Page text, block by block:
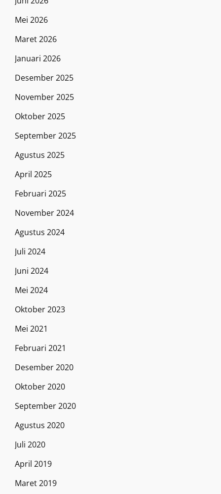
Mei 2026
Maret 2026
Januari 2026
Desember 2025
November 2025
Oktober 2025
September 2025
Agustus 2025
April 2025
Februari 2025
November 2024
Agustus 2024
Juli 2024
Juni 2024
Mei 2024
Oktober 2023
Mei 2021
Februari 2021
Desember 2020
Oktober 2020
September 2020
Agustus 2020
Juli 2020
April 2019
Maret 2019